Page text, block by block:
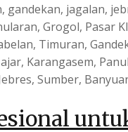
jagalan,
Grogol, Pasar
Timuran,
Karangasem,
Sumber,